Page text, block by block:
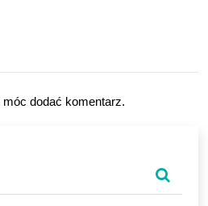
y
uży
móc dodać komentarz.